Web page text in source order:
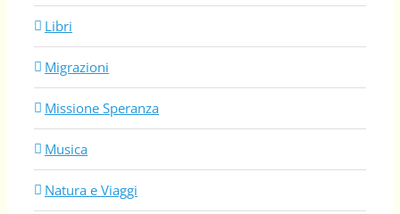
Libri
Migrazioni
Missione Speranza
Musica
Natura e Viaggi